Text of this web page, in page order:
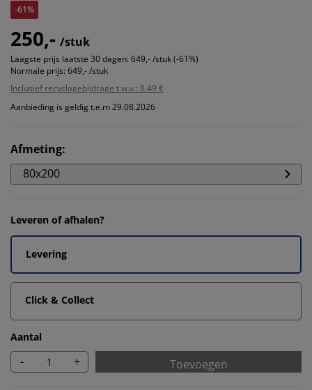
-61%
250,- /stuk
Laagste prijs laatste 30 dagen: 649,- /stuk (-61%)
Normale prijs: 649,- /stuk
Inclusief recyclagebijdrage t.w.v.: 8.49 €
Aanbieding is geldig t.e.m 29.08.2026
Afmeting:
80x200
Leveren of afhalen?
Levering
Click & Collect
Aantal
- + Toevoegen